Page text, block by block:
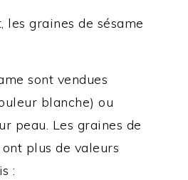
graines de sésame
sont vendues
blanche) ou
peau. Les graines de
plus de valeurs
: